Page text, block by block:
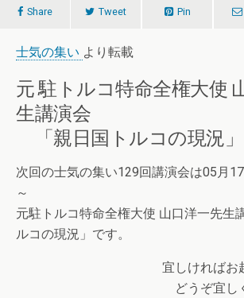
Share Tweet Pin
士気の集い より転載
元 駐トルコ特命全権大使
生講演会
「親日国トルコの現況」
次回の士気の集い129回講演会は05月
～
元駐トルコ特命全権大使 山口洋一先生
ルコの現況」です。
宜しければお
どうぞ宜し